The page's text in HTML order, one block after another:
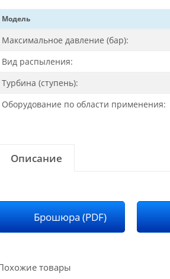
Модель
Максимальное давление (бар):
Вид распыления:
Турбина (ступень):
Оборудование по области применения:
Описание
Брошюра (PDF)
товары